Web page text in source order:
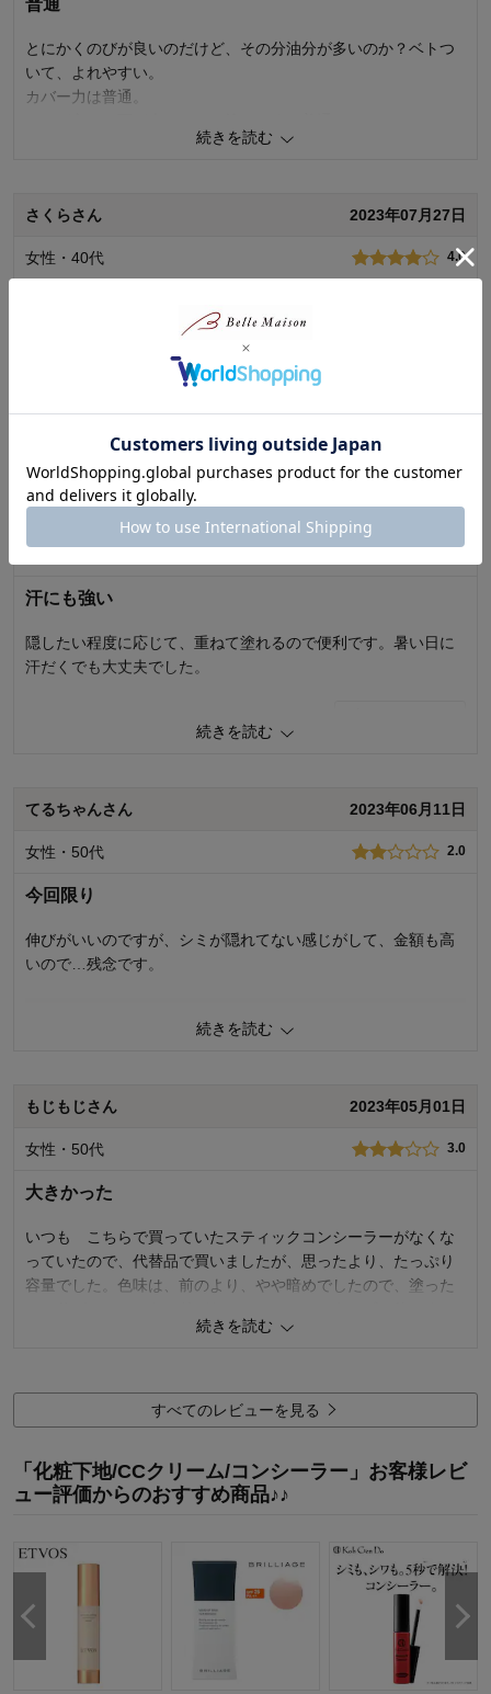
とにかくのびが良いのだけど、その分油分が多いのか？ベトつ
いて、よれやすい。
カバー力は普通。
使用感にご満足いただけなかったとのこと、誠に申し訳ございませ
処方にしておりますが、ご指摘の通りスクワラン・マカデミアナッツ
油の油分が重く感じられているのかと推察します。 スキンケアや一緒
すぎないようにしていただき、お肌の状態を見ながらコンシーラー塗
布部分を軽くティッシュオフをしていただいたり、さらにパウダーな
どを重ねていただくとヨレを軽減することができますので、お試しい
ただければ幸いです。 いただいたご意見を参考に、今後もお客様にご
千趣会 担当者
1人が参考になりました
購入商品： ライトベージュ
お気に入りポイント：
おすすめ用途：
続きを読む
さくらさん 2023年07月27日
女性・40代 4.0
1人が参考になりました
使用感
4.0
購入商品： ライトベージュ
お気に入りポイント：
日常使い用
購入回数： リピート
続きを読む
青花さん 2023年06月30日
汗にも強い
隠したい程度に応じて、重ねて塗れるので便利です。暑い日に
汗だくでも大丈夫でした。
お気に入りポイント：
続きを読む
てるちゃんさん 2023年06月11日
女性・50代 2.0
今回限り
伸びがいいのですが、シミが隠れてない感じがして、金額も高
いので…残念です。
商品のご購入、ならびにレビューへのご投稿ありがとうございます。
このたびは、 ご満足いただける使用感ではなかったとのこと、誠に申
す。貴重なご意見ありがとうございました。
千趣会 担当者
機能
1.0
使用感
3.0
お気に入りポイント：
続きを読む
もじもじさん 2023年05月01日
女性・50代 3.0
大きかった
いつも こちらで買っていたスティックコンシーラーがなくな
っていたので、代替品で買いましたが、思ったより、たっぷり
容量でした。色味は、前のより、やや暗めでしたので、塗った
機能
3.0
購入商品： ライトベージュ
お気に入りポイント：
長く使えそう
続きを読む
すべてのレビューを見る
「化粧下地/CCクリーム/コンシーラー」お客様レビ
ュー評価からのおすすめ商品♪♪